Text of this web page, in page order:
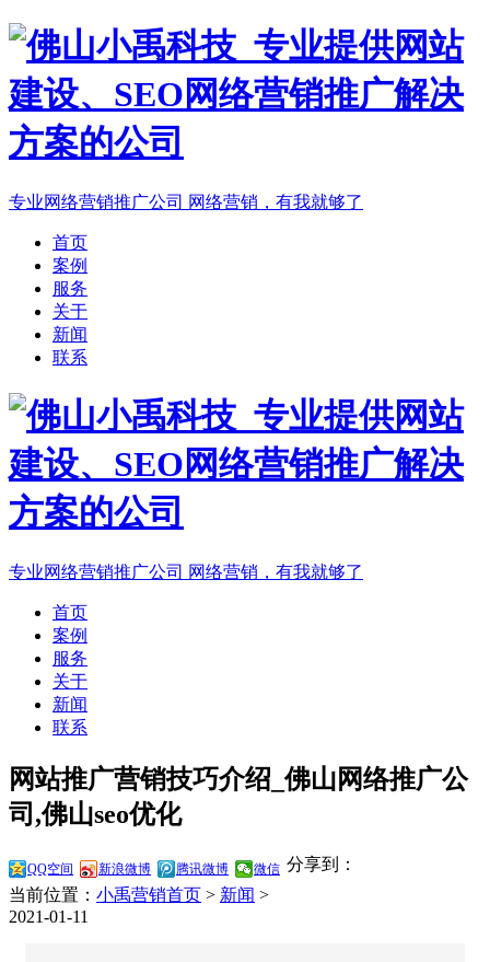
专业网络营销推广公司 网络营销，有我就够了
首页
案例
服务
关于
新闻
联系
专业网络营销推广公司 网络营销，有我就够了
首页
案例
服务
关于
新闻
联系
网站推广营销技巧介绍_佛山网络推广公
司,佛山seo优化
分享到：
QQ空间 新浪微博 腾讯微博 微信
当前位置： 小禹营销首页 > 新闻 >
2021-01-11